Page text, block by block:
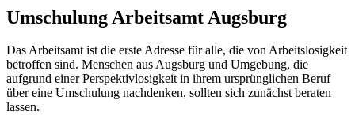
Umschulung Arbeitsamt Augsburg
Das Arbeitsamt ist die erste Adresse für alle, die von Arbeitslosigkeit
betroffen sind. Menschen aus Augsburg und Umgebung, die
aufgrund einer Perspektivlosigkeit in ihrem ursprünglichen Beruf
über eine Umschulung nachdenken, sollten sich zunächst beraten
lassen.